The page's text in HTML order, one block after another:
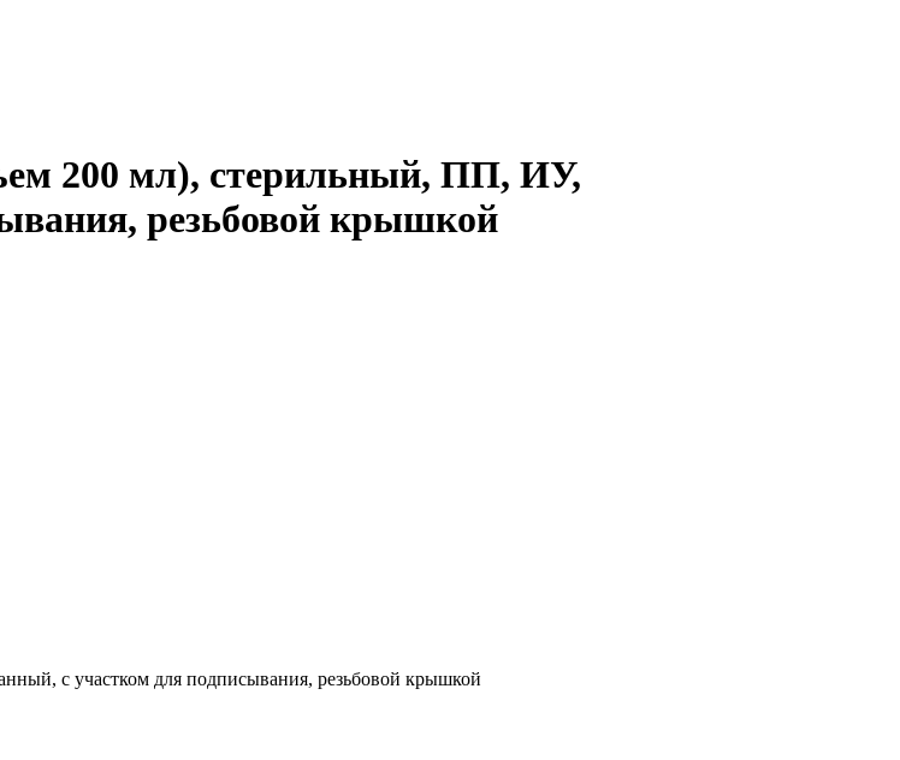
200 мл), стерильный, ПП, ИУ,
резьбовой крышкой
с участком для подписывания, резьбовой крышкой